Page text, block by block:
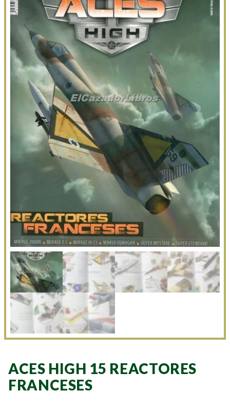
ACES HIGH 15 REACTORES
FRANCESES